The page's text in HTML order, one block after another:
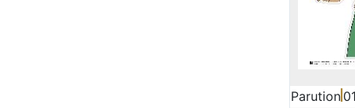
Parution